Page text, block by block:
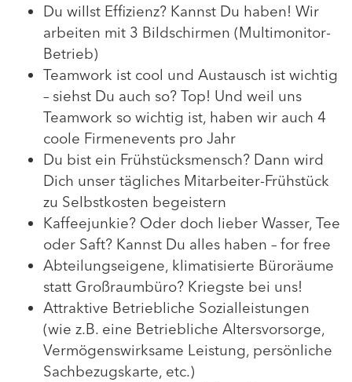
Du willst Effizienz? Kannst Du haben! Wir
arbeiten mit 3 Bildschirmen (Multimonitor-
Betrieb)
Teamwork ist cool und Austausch ist wichtig
– siehst Du auch so? Top! Und weil uns
Teamwork so wichtig ist, haben wir auch 4
coole Firmenevents pro Jahr
Du bist ein Frühstücksmensch? Dann wird
Dich unser tägliches Mitarbeiter-Frühstück
zu Selbstkosten begeistern
Kaffeejunkie? Oder doch lieber Wasser, Tee
oder Saft? Kannst Du alles haben – for free
Abteilungseigene, klimatisierte Büroräume
statt Großraumbüro? Kriegste bei uns!
Attraktive Betriebliche Sozialleistungen
(wie z.B. eine Betriebliche Altersvorsorge,
Vermögenswirksame Leistung, persönliche
Sachbezugskarte, etc.)